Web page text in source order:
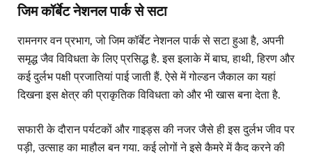
जिम कॉर्बेट नेशनल पार्क से सटा
रामनगर वन प्रभाग, जो जिम कॉर्बेट नेशनल पार्क से सटा हुआ है, अपनी
समृद्ध जैव विविधता के लिए प्रसिद्ध है. इस इलाके में बाघ, हाथी, हिरण और
कई दुर्लभ पक्षी प्रजातियां पाई जाती हैं. ऐसे में गोल्डन जैकाल का यहां
दिखना इस क्षेत्र की प्राकृतिक विविधता को और भी खास बना देता है.
सफारी के दौरान पर्यटकों और गाइड्स की नजर जैसे ही इस दुर्लभ जीव पर
पड़ी, उत्साह का माहौल बन गया. कई लोगों ने इसे कैमरे में कैद करने की